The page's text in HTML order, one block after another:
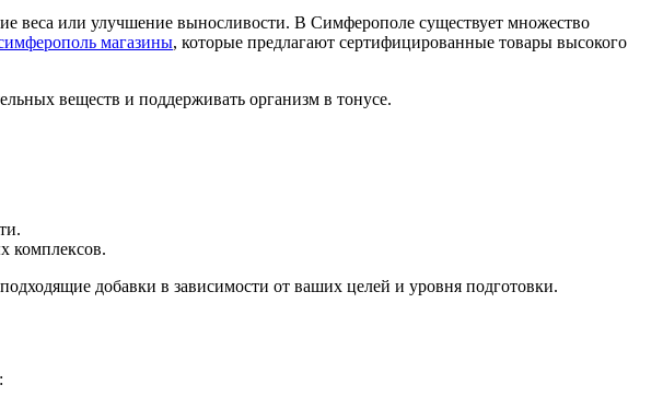
веса или улучшение выносливости. В Симферополе существует множество
магазины, которые предлагают сертифицированные товары высокого
веществ и поддерживать организм в тонусе.
комплексов.
добавки в зависимости от ваших целей и уровня подготовки.